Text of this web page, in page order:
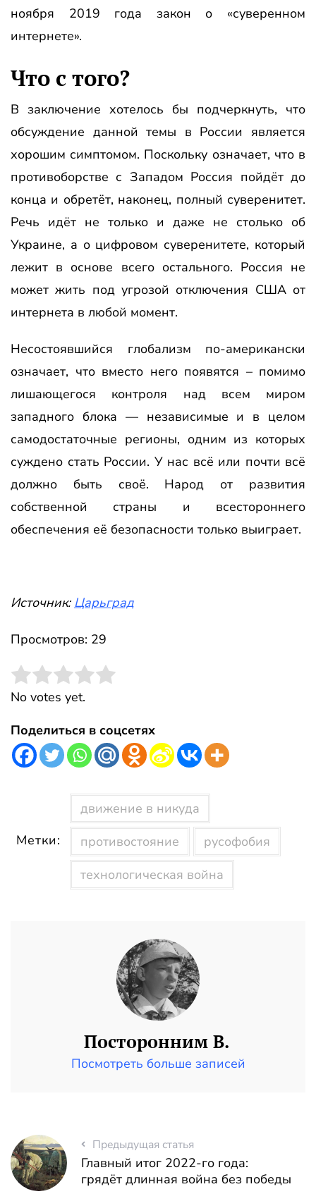
ноября 2019 года закон о «суверенном
интернете».
Что с того?
В заключение хотелось бы подчеркнуть, что
обсуждение данной темы в России является
хорошим симптомом. Поскольку означает, что в
противоборстве с Западом Россия пойдёт до
конца и обретёт, наконец, полный суверенитет.
Речь идёт не только и даже не столько об
Украине, а о цифровом суверенитете, который
лежит в основе всего остального. Россия не
может жить под угрозой отключения США от
интернета в любой момент.
Несостоявшийся глобализм по-американски
означает, что вместо него появятся – помимо
лишающегося контроля над всем миром
западного блока — независимые и в целом
самодостаточные регионы, одним из которых
суждено стать России. У нас всё или почти всё
должно быть своё. Народ от развития
собственной страны и всестороннего
обеспечения её безопасности только выиграет.
Источник: Царьград
Просмотров: 29
Rate this item:
Submit Rating
No votes yet.
Поделиться в соцсетях
Метки:
движение в никуда
противостояние
русофобия
технологическая война
Посторонним В.
Посмотреть больше записей
Предыдущая статья
Главный итог 2022-го года:
грядёт длинная война без победы